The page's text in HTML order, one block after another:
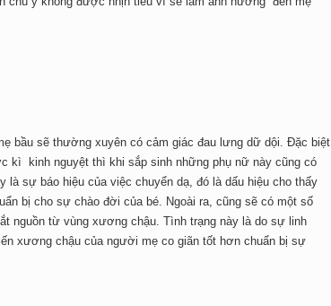
bầu sẽ thường xuyên có cảm giác đau lưng dữ dội. Đặc biệt
kì kinh nguyệt thì khi sắp sinh những phụ nữ này cũng có
sự báo hiệu của việc chuyển dạ, đó là dấu hiệu cho thấy
bị cho sự chào đời của bé. Ngoài ra, cũng sẽ có một số
nguồn từ vùng xương chậu. Tình trạng này là do sự linh
xương chậu của người mẹ co giãn tốt hơn chuẩn bị sự